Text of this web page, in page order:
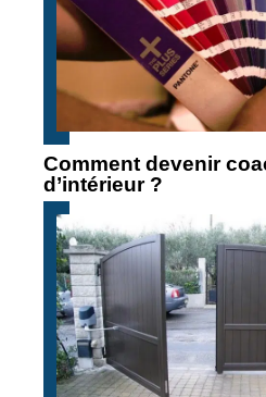
Comment devenir
d’intérieur ?